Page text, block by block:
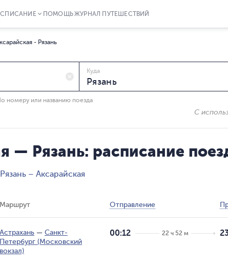
ПОМОЩЬЖУРНАЛ ПУТЕШЕСТВИЙ
- Рязань
Куда
номеру или названию поезда
С
— Рязань: расписание
– Аксарайская
Маршрут Отправление
Астрахань — Санкт-
Петербург (Московский
вокзал)
00:12 22 ч 52 м